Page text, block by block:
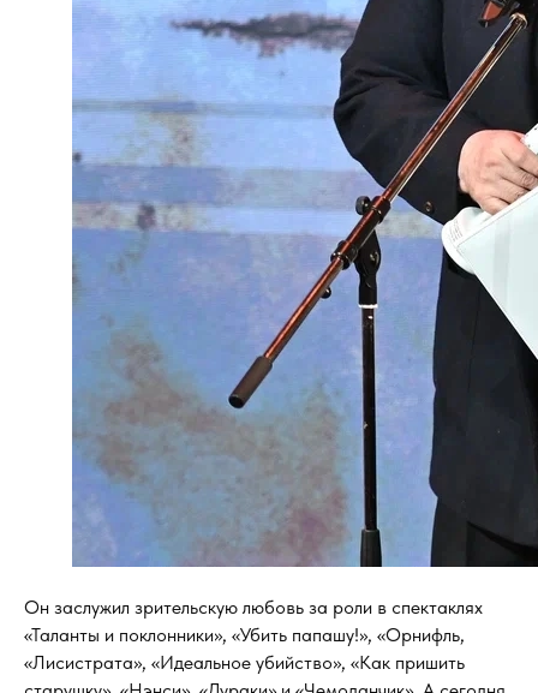
Он заслужил зрительскую любовь за роли в спектаклях
«Таланты и поклонники», «Убить папашу!», «Орнифль,
«Лисистрата», «Идеальное убийство», «Как пришить